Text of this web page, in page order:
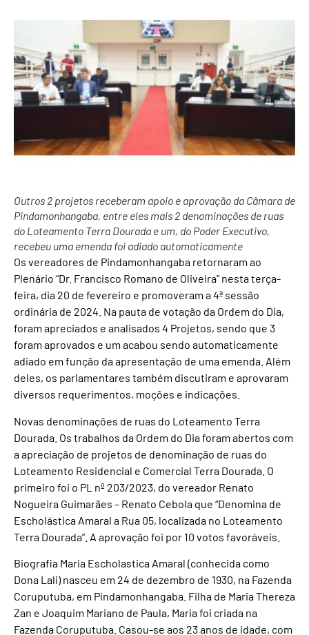
Outros 2 projetos receberam apoio e aprovação da Câmara de
Pindamonhangaba, entre eles mais 2 denominações de ruas
do Loteamento Terra Dourada e um, do Poder Executivo,
recebeu uma emenda foi adiado automaticamente
Os vereadores de Pindamonhangaba retornaram ao
Plenário “Dr. Francisco Romano de Oliveira” nesta terça-
feira, dia 20 de fevereiro e promoveram a 4ª sessão
ordinária de 2024. Na pauta de votação da Ordem do Dia,
foram apreciados e analisados 4 Projetos, sendo que 3
foram aprovados e um acabou sendo automaticamente
adiado em função da apresentação de uma emenda. Além
deles, os parlamentares também discutiram e aprovaram
diversos requerimentos, moções e indicações.
Novas denominações de ruas do Loteamento Terra
Dourada. Os trabalhos da Ordem do Dia foram abertos com
a apreciação de projetos de denominação de ruas do
Loteamento Residencial e Comercial Terra Dourada. O
primeiro foi o PL nº 203/2023, do vereador Renato
Nogueira Guimarães – Renato Cebola que “Denomina de
Escholástica Amaral a Rua 05, localizada no Loteamento
Terra Dourada”. A aprovação foi por 10 votos favoráveis.
Biografia Maria Escholastica Amaral (conhecida como
Dona Lali) nasceu em 24 de dezembro de 1930, na Fazenda
Coruputuba, em Pindamonhangaba. Filha de Maria Thereza
Zan e Joaquim Mariano de Paula, Maria foi criada na
Fazenda Coruputuba. Casou-se aos 23 anos de idade, com